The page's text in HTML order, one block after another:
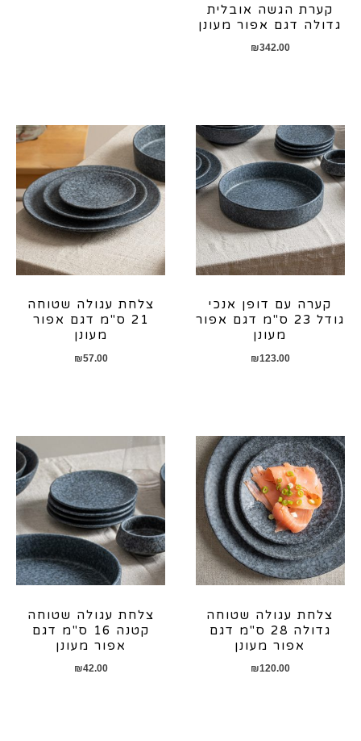
קערת הגשה אובלית
גדולה דגם אפור מעונן
₪342.00
קערה עם דופן אנכי
גודל 23 ס"מ דגם אפור
מעונן
₪123.00
צלחת עגולה שטוחה
21 ס"מ דגם אפור
מעונן
₪57.00
צלחת עגולה שטוחה
גדולה 28 ס"מ דגם
אפור מעונן
₪120.00
צלחת עגולה שטוחה
קטנה 16 ס"מ דגם
אפור מעונן
₪42.00